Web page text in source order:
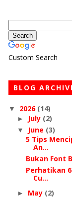
Custom Search
BLOG
▼ 2026 (14)
► July (2)
▼ June (3)
5 Tips
An...
Bukan Font
Perhatikan
Cu...
► May (2)